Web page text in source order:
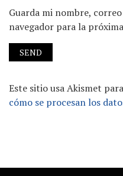
Guarda mi nombre,
navegador para la
Este sitio usa Akismet
cómo se procesan los